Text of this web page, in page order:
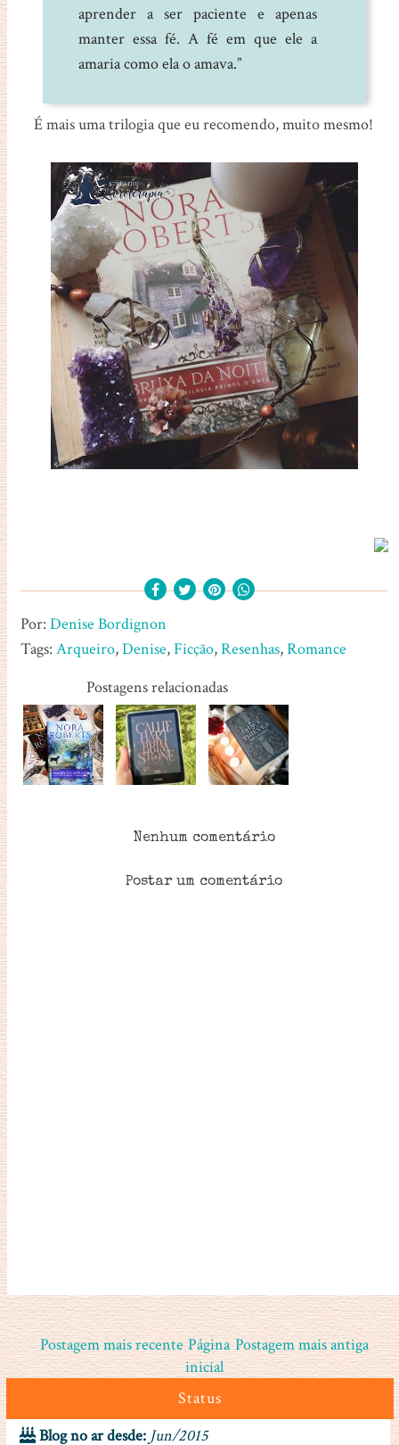
aprender a ser paciente e apenas
manter essa fé. A fé em que ele a
amaria como ela o amava.”
É mais uma trilogia que eu recomendo, muito mesmo!
Por: Denise Bordignon
Tags: Arqueiro,Denise,Ficção,Resenhas,Romance
Postagens relacionadas
Nenhum comentário
Postar um comentário
Postagem mais recente Postagem mais antiga
Página
inicial
Status
Blog no ar desde: Jun/2015